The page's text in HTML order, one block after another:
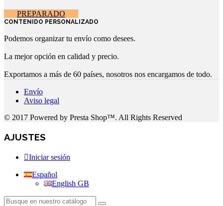
PREPARADO
CONTENIDO PERSONALIZADO
Podemos organizar tu envío como desees.
La mejor opción en calidad y precio.
Exportamos a más de 60 países, nosotros nos encargamos de todo.
Envío
Aviso legal
© 2017 Powered by Presta Shop™. All Rights Reserved
AJUSTES
Iniciar sesión
Español
English GB